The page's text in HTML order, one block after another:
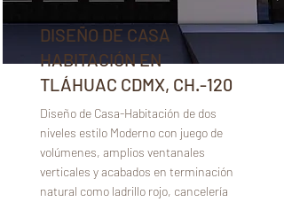
DISEÑO DE CASA
HABITACIÓN EN
TLÁHUAC CDMX, CH.-120
Diseño de Casa-Habitación de dos
niveles estilo Moderno con juego de
volúmenes, amplios ventanales
verticales y acabados en terminación
natural como ladrillo rojo, cancelería